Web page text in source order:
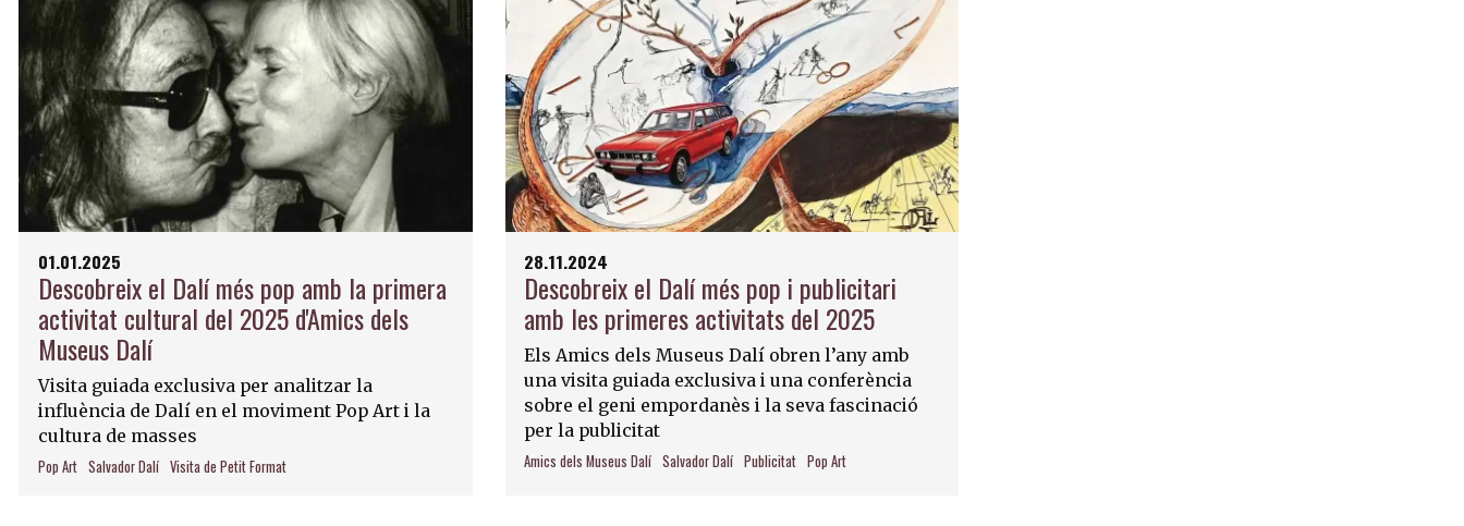
01.01.2025
Descobreix el Dalí més pop amb la primera
activitat cultural del 2025 d'Amics dels
Museus Dalí
Visita guiada exclusiva per analitzar la
influència de Dalí en el moviment Pop Art i la
cultura de masses
Pop Art Salvador Dalí Visita de Petit Format
28.11.2024
Descobreix el Dalí més pop i publicitari
amb les primeres activitats del 2025
Els Amics dels Museus Dalí obren l’any amb
una visita guiada exclusiva i una conferència
sobre el geni empordanès i la seva fascinació
per la publicitat
Amics dels Museus Dalí Salvador Dalí Publicitat Pop Art